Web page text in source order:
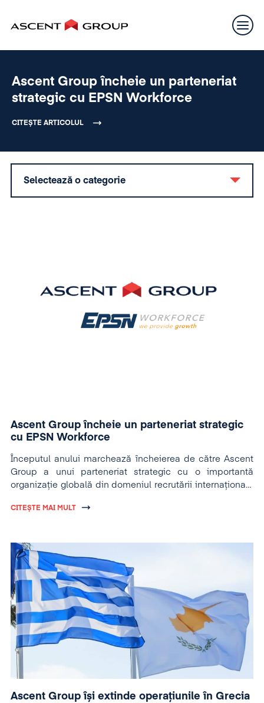
Ascent Group încheie un parteneriat
strategic cu EPSN Workforce
CITEȘTE ARTICOLUL
Selectează o categorie
Ascent Group încheie un parteneriat strategic
cu EPSN Workforce
Începutul anului marchează încheierea de către Ascent
Group a unui parteneriat strategic cu o importantă
organizație globală din domeniul recrutării internaționale
CITEȘTE MAI MULT
Ascent Group își extinde operațiunile în Grecia